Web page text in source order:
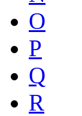
O
P
Q
R